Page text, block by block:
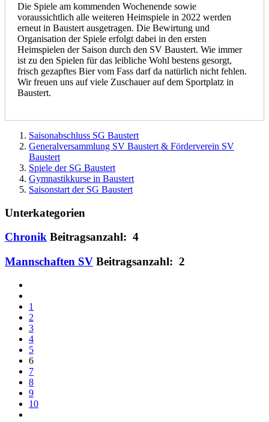
Die Spiele am kommenden Wochenende sowie
voraussichtlich alle weiteren Heimspiele in 2022 werden
erneut in Baustert ausgetragen. Die Bewirtung und
Organisation der Spiele erfolgt dabei in den ersten
Heimspielen der Saison durch den SV Baustert. Wie immer
ist zu den Spielen für das leibliche Wohl bestens gesorgt,
frisch gezapftes Bier vom Fass darf da natürlich nicht fehlen.
Wir freuen uns auf viele Zuschauer auf dem Sportplatz in
Baustert.
Saisonabschluss SG Baustert
Generalversammlung SV Baustert & Förderverein SV
Baustert
Spiele der SG Baustert
Gymnastikkurse in Baustert
Saisonstart der SG Baustert
Unterkategorien
Chronik Beitragsanzahl: 4
Mannschaften SV Beitragsanzahl: 2
1
2
3
4
5
6
7
8
9
10